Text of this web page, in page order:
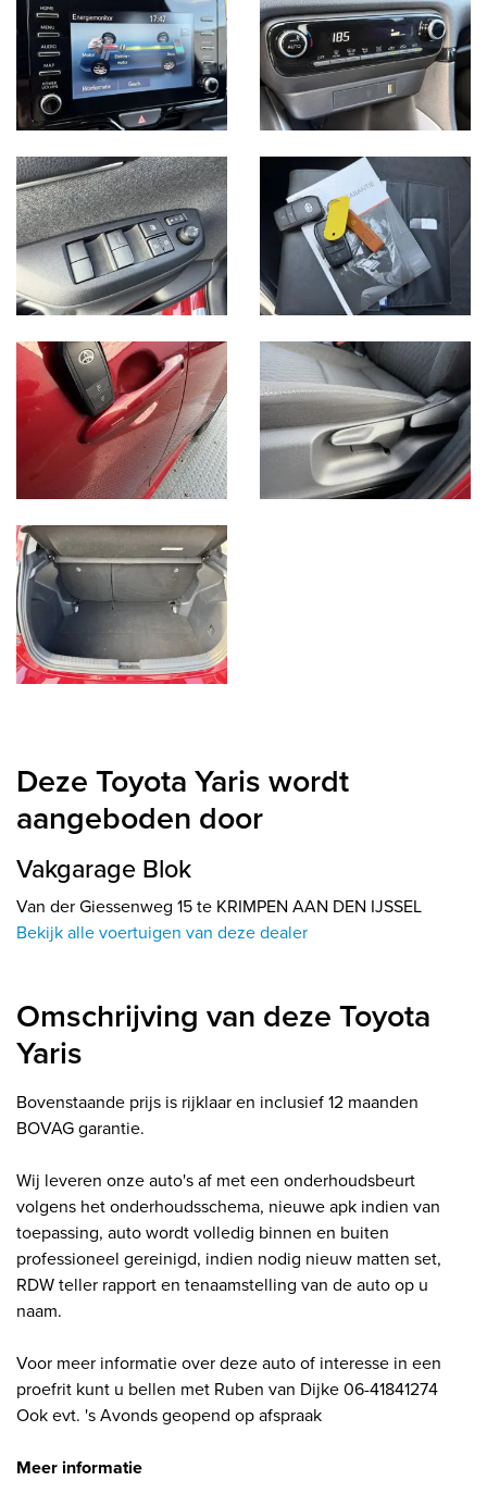
Deze Toyota Yaris wordt
aangeboden door
Vakgarage Blok
Van der Giessenweg 15 te KRIMPEN AAN DEN IJSSEL
Bekijk alle voertuigen van deze dealer
Omschrijving van deze Toyota
Yaris
Bovenstaande prijs is rijklaar en inclusief 12 maanden
BOVAG garantie.
Wij leveren onze auto's af met een onderhoudsbeurt
volgens het onderhoudsschema, nieuwe apk indien van
toepassing, auto wordt volledig binnen en buiten
professioneel gereinigd, indien nodig nieuw matten set,
RDW teller rapport en tenaamstelling van de auto op u
naam.
Voor meer informatie over deze auto of interesse in een
proefrit kunt u bellen met Ruben van Dijke 06-41841274
Ook evt. 's Avonds geopend op afspraak
Meer informatie